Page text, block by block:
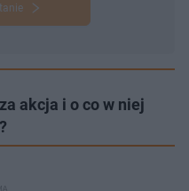
akcja i o co w niej